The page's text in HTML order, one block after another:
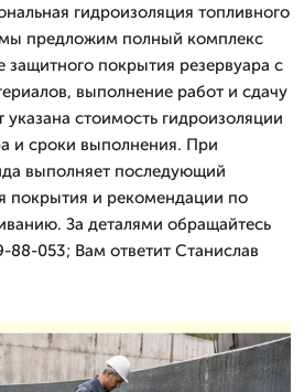
гидроизоляция топливного
предложим полный комплекс
защитного покрытия резервуара с
выполнение работ и сдачу
указана стоимость гидроизоляции
и сроки выполнения. При
выполняет последующий
покрытия и рекомендации по
За деталями обращайтесь
88-053; Вам ответит Станислав